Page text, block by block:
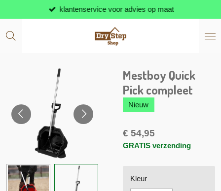
direct
naar
klantenservice voor advies op maat
Mestboy Quick
Pick compleet
Nieuw
€ 54,95
GRATIS verzending
Kleur